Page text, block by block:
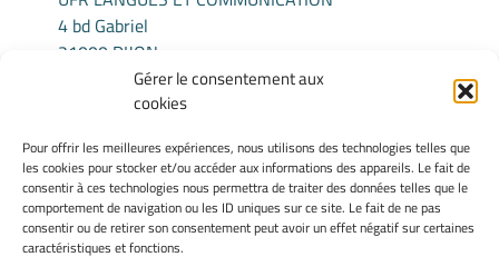
Gérer le consentement aux
cookies
Pour offrir les meilleures expériences, nous utilisons des technologies telles que
les cookies pour stocker et/ou accéder aux informations des appareils. Le fait de
consentir à ces technologies nous permettra de traiter des données telles que le
comportement de navigation ou les ID uniques sur ce site. Le fait de ne pas
consentir ou de retirer son consentement peut avoir un effet négatif sur certaines
caractéristiques et fonctions.
4 bd Gabriel
21000 DIJON
Mentions légales
Gérer mes cookies
Politique de cookies
Déclaration de confidentialité